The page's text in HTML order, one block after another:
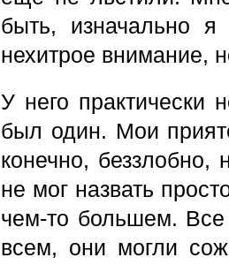
быть, изначально
нехитрое внимание,
У него практически
был один. Мои
конечно,
не мог назвать
чем-то большем. Все
всем, они могли